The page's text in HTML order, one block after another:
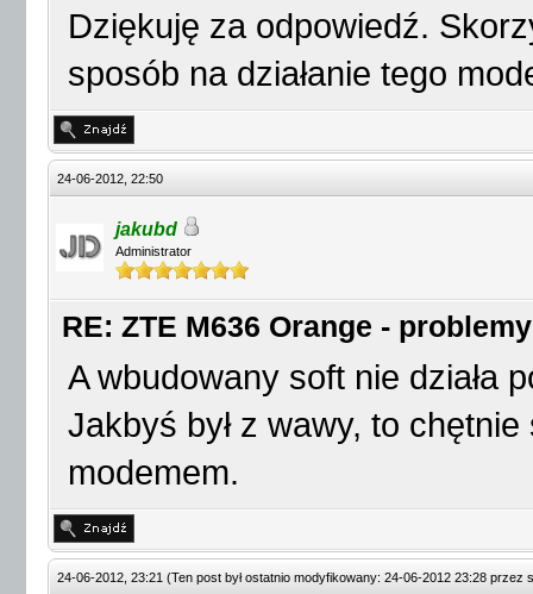
Dziękuję za odpowiedź.
sposób na działanie tego
24-06-2012, 22:50
jakubd
Administrator
RE: ZTE M636 Orange -
A wbudowany soft nie działa
Jakbyś był z wawy, to
modemem.
24-06-2012, 23:21 (Ten post był ostatnio modyfikowany: 24-06-2012 23:28 przez